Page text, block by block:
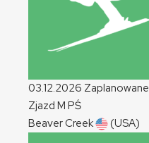
03.12.2026 Zaplanowane
Zjazd M PŚ
Beaver Creek
(USA)